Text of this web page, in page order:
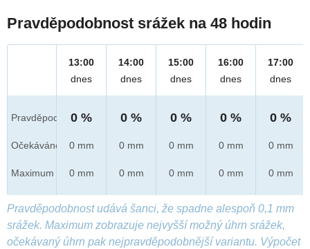
Pravděpodobnost srážek na 48 hodin
Pravděpod.
Očekáváno
Maximum
13:00
dnes
0 %
0 mm
0 mm
14:00
dnes
0 %
0 mm
0 mm
15:00
dnes
0 %
0 mm
0 mm
16:00
dnes
0 %
0 mm
0 mm
17:00
dnes
0 %
0 mm
0 mm
Pravděpodobnost udává šanci, že spadne alespoň 0,1 mm
srážek. Maximum zobrazuje nejvyšší možný úhrn srážek,
očekávaný úhrn pak nejpravděpodobnější variantu. Výpočet